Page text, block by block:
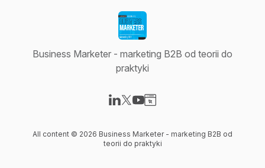
Business Marketer - marketing B2B od teorii do
praktyki
All content © 2026 Business Marketer - marketing B2B od
teorii do praktyki